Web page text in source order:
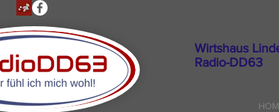
Wirtshaus
Radio-DD63